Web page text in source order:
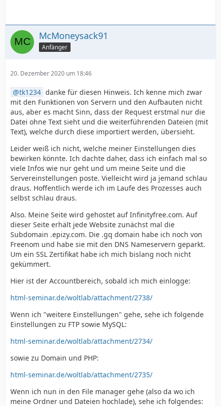
McMoneysack91
Anfänger
20. Dezember 2020 um 18:46
tk1234 danke für diesen Hinweis. Ich kenne mich zwar
mit den Funktionen von Servern und den Aufbauten nicht
aus, aber es macht Sinn, dass der Request erstmal nur die
Datei ohne Text sieht und die weiterführenden Dateien (mit
Text), welche durch diese importiert werden, übersieht.
Leider weiß ich nicht, welche meiner Einstellungen dies
bewirken könnte. Ich dachte daher, dass ich einfach mal so
viele Infos wie nur geht und um meine Seite und die
Servereinstellungen poste. Vielleicht wird ja jemand schlau
draus. Hoffentlich werde ich im Laufe des Prozesses auch
selbst schlau draus.
Also. Meine Seite wird gehostet auf Infinityfree.com. Auf
dieser Seite erhält jede Website zunächst mal die
Subdomain .epizy.com. Die .gq domain habe ich noch von
Freenom und habe sie mit den DNS Nameservern geparkt.
Um ein SSL Zertifikat habe ich mich bislang noch nicht
gekümmert.
Hier ist der Accountbereich, sobald ich mich einlogge:
html-seminar.de/woltlab/attachment/2738/
Wenn ich "weitere Einstellungen" gehe, sehe ich folgende
Einstellungen zu FTP sowie MySQL:
html-seminar.de/woltlab/attachment/2734/
sowie zu Domain und PHP:
html-seminar.de/woltlab/attachment/2735/
Wenn ich nun in den File manager gehe (also da wo ich
meine Ordner und Dateien hochlade), sehe ich folgendes: